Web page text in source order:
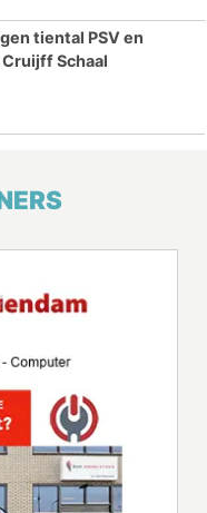
tiental PSV en
Schaal